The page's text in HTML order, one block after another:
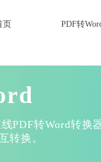
页 PDF转
PDF转Word转换
转换。